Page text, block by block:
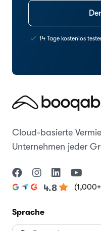
14 Tage kostenlos
Cloud-basierte
Unternehmen jeder
4.8
Sprache